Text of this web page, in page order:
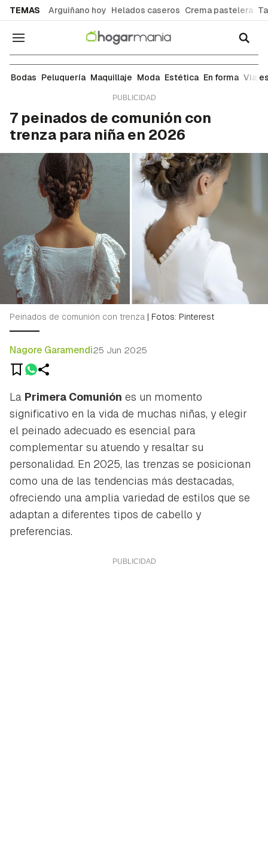
TEMAS Arguiñano hoy Helados caseros Crema pastelera
Navegación
Peluquería
Bodas Peluquería Maquillaje Moda Estética En forma
7 peinados de comunión con
trenza para niña en 2026
Peinados de comunión con trenza | Fotos: Pinterest
Nagore Garamendi25 Jun 2025
La Primera Comunión es un momento
significativo en la vida de muchas niñas, y elegir
el peinado adecuado es esencial para
complementar su atuendo y resaltar su
personalidad. En 2025, las trenzas se posicionan
como una de las tendencias más destacadas,
ofreciendo una amplia variedad de estilos que se
adaptan a diferentes tipos de cabello y
preferencias.